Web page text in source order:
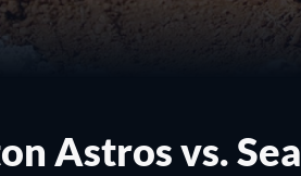
Astros vs.